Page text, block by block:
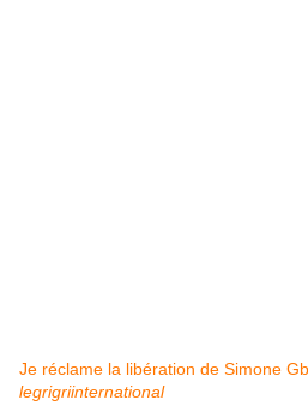
Je réclame la libération de Simone
legrigriinternational